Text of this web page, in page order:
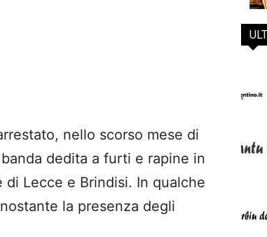
nello scorso mese di
dedita a furti e rapine in
Lecce e Brindisi. In qualche
la presenza degli